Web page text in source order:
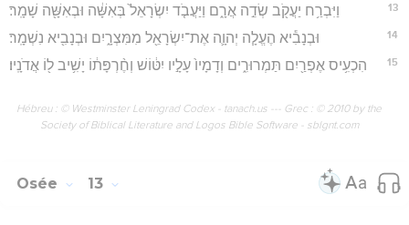
13 וַיִּבְרַ֥ח יַעֲקֹ֖ב שְׂדֵ֣ה אֲרָ֑ם וַיַּעֲבֹ֤ד יִשְׂרָאֵל֙ בְּאִשָּׁ֔ה וּבְאִשָּׁ֖ה שָׁמָֽר׃
14 וּבְנָבִ֕יא הֶעֱלָ֧ה יְהוָ֛ה אֶת־יִשְׂרָאֵ֖ל מִמִּצְרָ֑יִם וּבְנָבִ֖יא נִשְׁמָֽר׃
15 הִכְעִ֥יס אֶפְרַ֖יִם תַּמְרוּרִ֑ים וְדָמָיו֙ עָלָ֣יו יִטּ֔וֹשׁ וְחֶ֨רְפָּת֔וֹ יָשִׁ֥יב ל֖וֹ אֲדֹנָֽיו׃
Hébreu : © Westminster Leningrad Codex - tanach.us --- Grec : © 2010 by the
Society of Biblical Literature and Logos Bible Software - sblgnt.com
Osée 13